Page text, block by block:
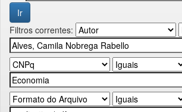
Filtros correntes: